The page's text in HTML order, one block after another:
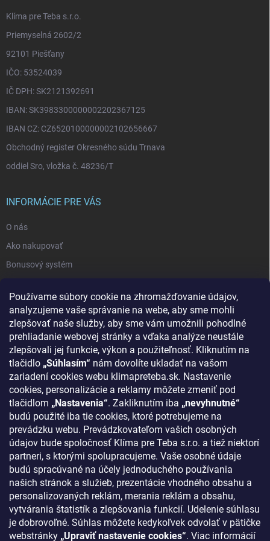
Používame súbory cookie na zhromažďovanie údajov,
analyzujeme vaše správanie na webe, aby sme mohli
zlepšovať naše služby, aby sme vám umožnili pohodlné
prehliadanie webovej stránky a vďaka analýze neustále
zlepšovali jej funkcie, výkon a použiteľnosť. Kliknutím na
tlačidlo „Súhlasím“ nám dovolíte ukladať na vašom
zariadení cookies webu klimapreteba.sk. Nastavenie
cookies, personalizácie a reklamy môžete zmeniť pod
tlačidlom „Nastavenia“. Zakliknutím iba „nevyhnutné“
budú použité iba tie cookies, ktoré potrebujeme na
prevádzku webu. Prevádzkovateľom vašich osobných
údajov bude spoločnosť Klíma pre Teba s.r.o. a tiež niektorí
partneri, s ktorými spolupracujeme. Vaše osobné údaje
budú spracúvané na účely jednoduchého používania
našich stránok a služieb, prezentácie vhodného obsahu a
personalizovaných reklám, merania reklám a obsahu,
vytvárania štatistík a zlepšovania funkcií. Udelenie súhlasu
je dobrovoľné. Súhlas môžete kedykoľvek odvolať v pätičke
webstránky „Upraviť nastavenie cookies“. Viac informácií
Klíma pre Teba s.r.o.
Priemyselná 2602/2
92101 Piešťany
IČO: 53524039
IČ DPH: SK2121392691
IBAN: SK3983300000002202367125
IBAN CZ: CZ6520100000002102656667
Obchodný register Okresného súdu Trnava
oddiel Sro, vložka č. 48236/T
INFORMÁCIE PRE VÁS
O nás
Ako nakupovať
Bonusový systém
Blog - najnovšie články
Obchodné podmienky
Podmienky ochrany osobných údajov
Odstúpenie od zmluvy
Kontakty
KONTAKT
klima@klimapreteba.sk
0907 044 080
https://www.facebook.com/klimapreteba.sk
klimapreteba
https://www.youtube.com/@klimapreteba